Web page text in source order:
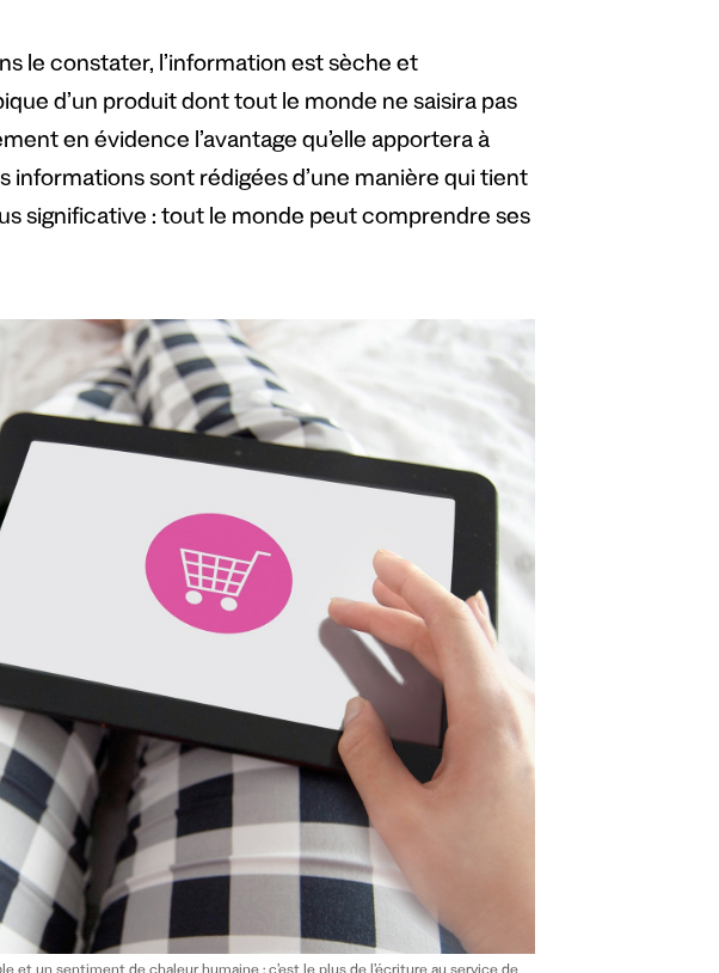
le constater, l’information est sèche et
d’un produit dont tout le monde ne saisira pas
en évidence l’avantage qu’elle apportera à
informations sont rédigées d’une manière qui tient
significative : tout le monde peut comprendre ses